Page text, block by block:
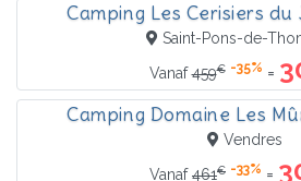
Camping Les Cerisiers du
Saint-Pons-de-
Vanaf459€ -35% =
Camping Domaine Les
Vendres
Vanaf461€ -33% =